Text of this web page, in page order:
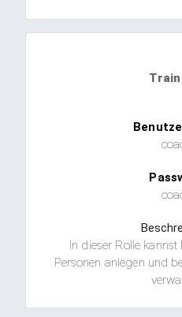
In dieser Rolle
Personen anlegen und